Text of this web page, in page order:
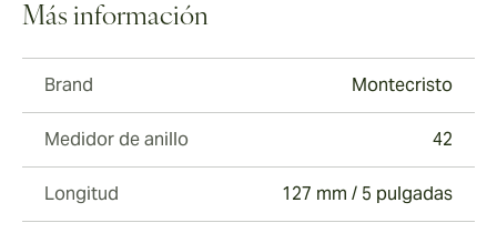
Más información
Brand Montecristo
Medidor de anillo 42
Longitud 127 mm / 5 pulgadas